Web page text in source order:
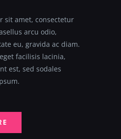
sit amet, consectetur
arcu odio,
eu, gravida ac diam.
facilisis lacinia,
est, sed sodales